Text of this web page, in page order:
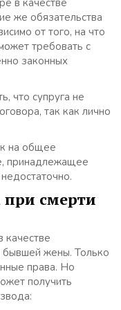
в качестве
же обязательства
от того, на что
требовать с
законных
что супруга не
так как лично
на общее
принадлежащее
при смерти
качестве
бывшей жены. Только
права. Но
получить